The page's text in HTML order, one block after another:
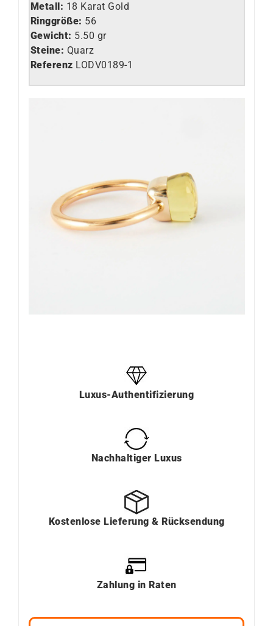
Metall: 18 Karat Gold
Ringgröße: 56
Gewicht: 5.50 gr
Steine: Quarz
Referenz LODV0189-1
Luxus-Authentifizierung
Nachhaltiger Luxus
Kostenlose Lieferung & Rücksendung
Zahlung in Raten